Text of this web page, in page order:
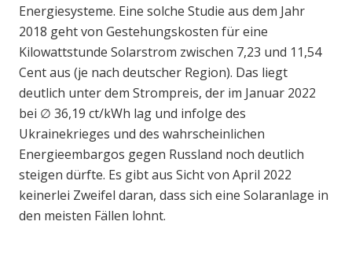
Energiesysteme. Eine solche Studie aus dem Jahr
2018 geht von Gestehungskosten für eine
Kilowattstunde Solarstrom zwischen 7,23 und 11,54
Cent aus (je nach deutscher Region). Das liegt
deutlich unter dem Strompreis, der im Januar 2022
bei ∅ 36,19 ct/kWh lag und infolge des
Ukrainekrieges und des wahrscheinlichen
Energieembargos gegen Russland noch deutlich
steigen dürfte. Es gibt aus Sicht von April 2022
keinerlei Zweifel daran, dass sich eine Solaranlage in
den meisten Fällen lohnt.